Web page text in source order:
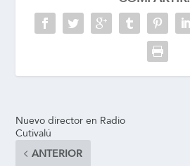
Nuevo director en Radio
Cutivalú
ANTERIOR